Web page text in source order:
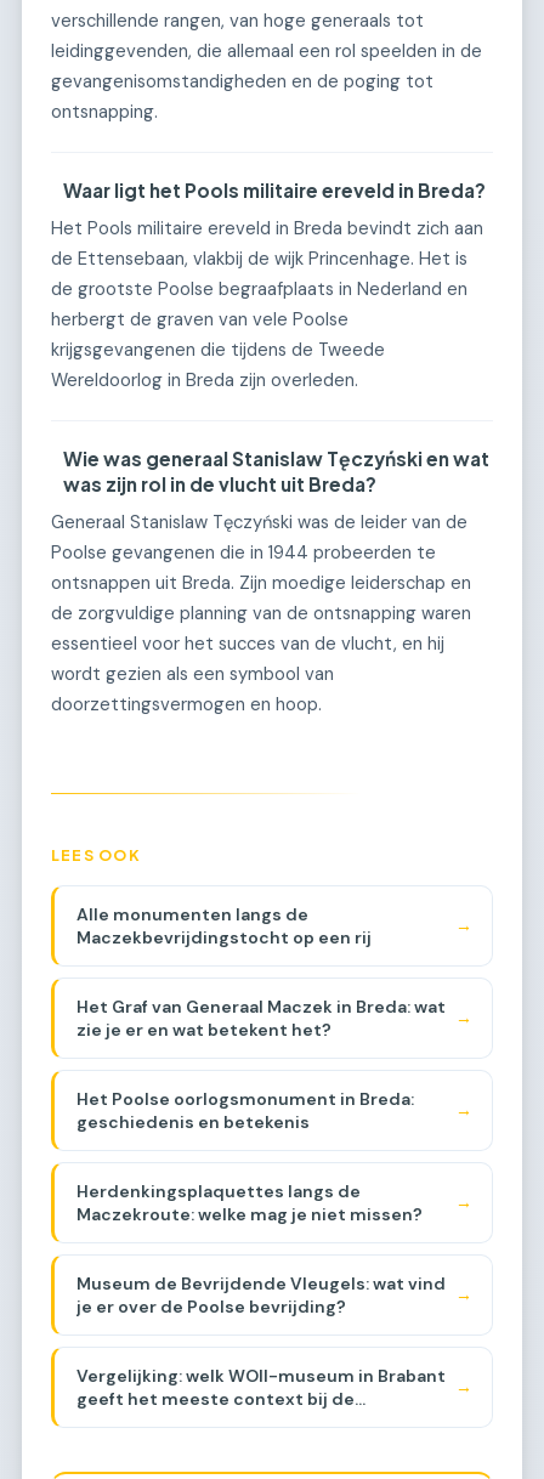
verschillende rangen, van hoge generaals tot
leidinggevenden, die allemaal een rol speelden in de
gevangenisomstandigheden en de poging tot
ontsnapping.
Waar ligt het Pools militaire ereveld in Breda?
Het Pools militaire ereveld in Breda bevindt zich aan
de Ettensebaan, vlakbij de wijk Princenhage. Het is
de grootste Poolse begraafplaats in Nederland en
herbergt de graven van vele Poolse
krijgsgevangenen die tijdens de Tweede
Wereldoorlog in Breda zijn overleden.
Wie was generaal Stanislaw Tęczyński en wat
was zijn rol in de vlucht uit Breda?
Generaal Stanislaw Tęczyński was de leider van de
Poolse gevangenen die in 1944 probeerden te
ontsnappen uit Breda. Zijn moedige leiderschap en
de zorgvuldige planning van de ontsnapping waren
essentieel voor het succes van de vlucht, en hij
wordt gezien als een symbool van
doorzettingsvermogen en hoop.
LEES OOK
Alle monumenten langs de
Maczekbevrijdingstocht op een rij
→
Het Graf van Generaal Maczek in Breda: wat
zie je er en wat betekent het?
→
Het Poolse oorlogsmonument in Breda:
geschiedenis en betekenis
→
Herdenkingsplaquettes langs de
Maczekroute: welke mag je niet missen?
→
Museum de Bevrijdende Vleugels: wat vind
je er over de Poolse bevrijding?
→
Vergelijking: welk WOII-museum in Brabant
geeft het meeste context bij de
Maczekroute? [COMPARISON]
→